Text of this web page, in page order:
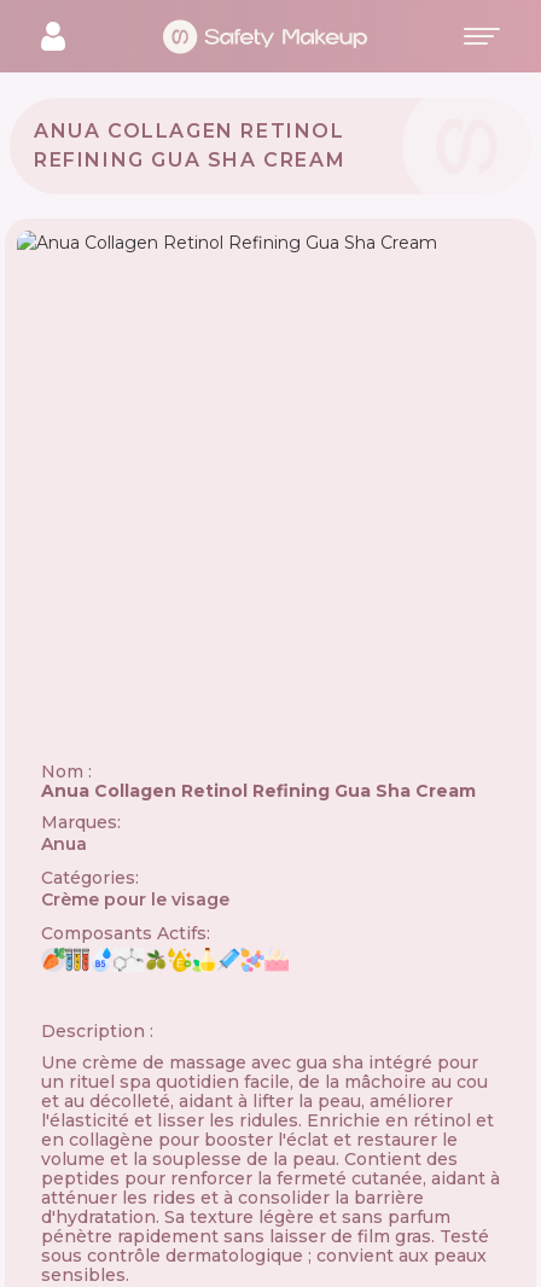
ANUA COLLAGEN RETINOL
REFINING GUA SHA CREAM
Nom :
Anua Collagen Retinol Refining Gua Sha Cream
Marques:
Anua
Catégories:
Crème pour le visage
Composants Actifs:
Description :
Une crème de massage avec gua sha intégré pour
un rituel spa quotidien facile, de la mâchoire au cou
et au décolleté, aidant à lifter la peau, améliorer
l'élasticité et lisser les ridules. Enrichie en rétinol et
en collagène pour booster l'éclat et restaurer le
volume et la souplesse de la peau. Contient des
peptides pour renforcer la fermeté cutanée, aidant à
atténuer les rides et à consolider la barrière
d'hydratation. Sa texture légère et sans parfum
pénètre rapidement sans laisser de film gras. Testé
sous contrôle dermatologique ; convient aux peaux
sensibles.